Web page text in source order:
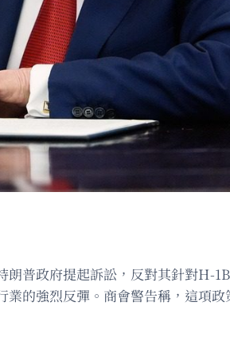
普政府提起訴訟，反對其針對H-
的強烈反彈。商會警告稱，這項